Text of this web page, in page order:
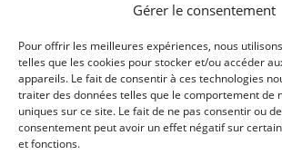
Gérer le consentement
Pour offrir les meilleures expériences, nous
telles que les cookies pour stocker et/ou accéder
appareils. Le fait de consentir à ces technologies
traiter des données telles que le comportement de
uniques sur ce site. Le fait de ne pas consentir ou
consentement peut avoir un effet négatif sur
et fonctions.
© Le Verre Fluoré – All rights reserved